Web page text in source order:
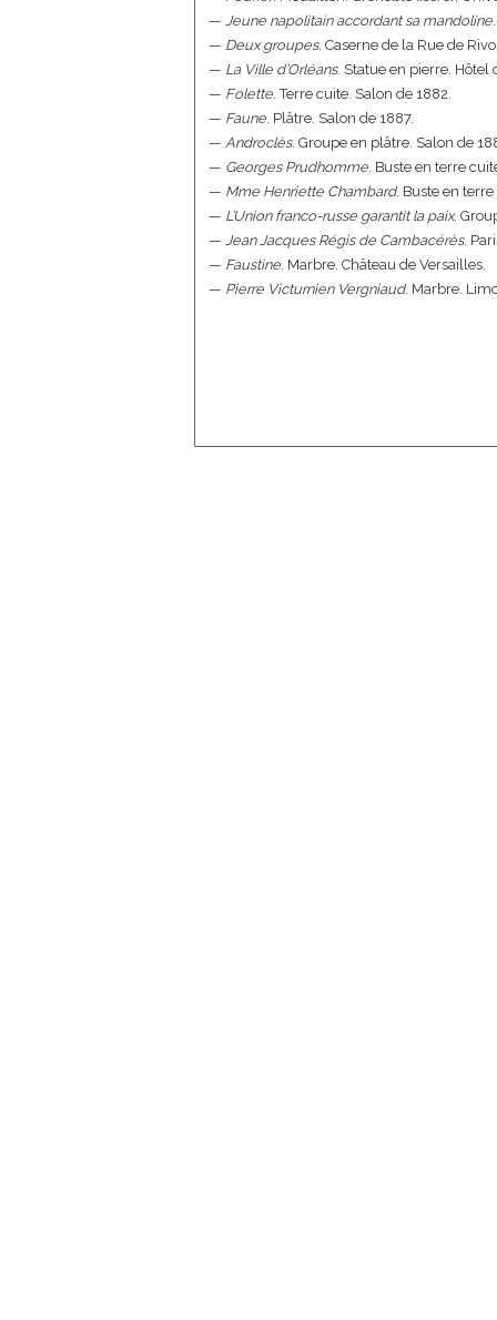
— Jeune napolitain accordant sa mandoline
— Deux groupes. Caserne de la Rue de
— La Ville d’Orléans. Statue en pierre. Hôtel
— Folette . Terre cuite. Salon de 1882.
— Faune . Plâtre. Salon de 1887.
— Androclès. Groupe en plâtre. Salon de
— Georges Prudhomme . Buste en terre
— Mme Henriette Chambard. Buste en
— L’Union franco-russe garantit la paix.
— Jean Jacques Régis de Cambacérès.
— Faustine . Marbre. Château de Versailles.
— Pierre Victurnien Vergniaud. Marbre.